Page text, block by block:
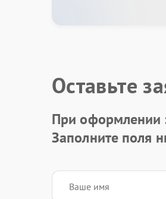
Оставьте
При оформлении
Заполните поля